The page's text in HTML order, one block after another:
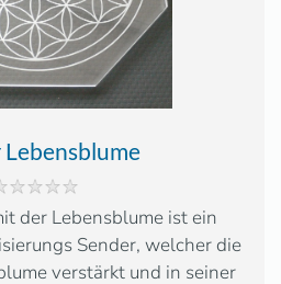
Lebensblume
der Lebensblume ist ein
Sender, welcher die
verstärkt und in seiner